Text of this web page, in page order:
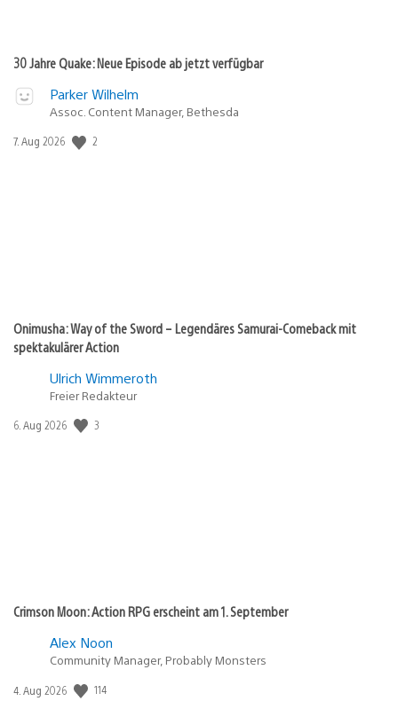
30 Jahre Quake: Neue Episode ab jetzt verfügbar
Parker Wilhelm
Assoc. Content Manager, Bethesda
Veröffentlichungsdatum:
7. Aug 2026 2
Onimusha: Way of the Sword – Legendäres Samurai-Comeback mit
spektakulärer Action
Ulrich Wimmeroth
Freier Redakteur
Veröffentlichungsdatum:
6. Aug 2026 3
Crimson Moon: Action RPG erscheint am 1. September
Alex Noon
Community Manager, Probably Monsters
Veröffentlichungsdatum:
4. Aug 2026 114